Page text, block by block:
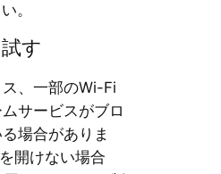
。
す
、一部のWi-Fi
サービスがブロ
場合がありま
開けない場合